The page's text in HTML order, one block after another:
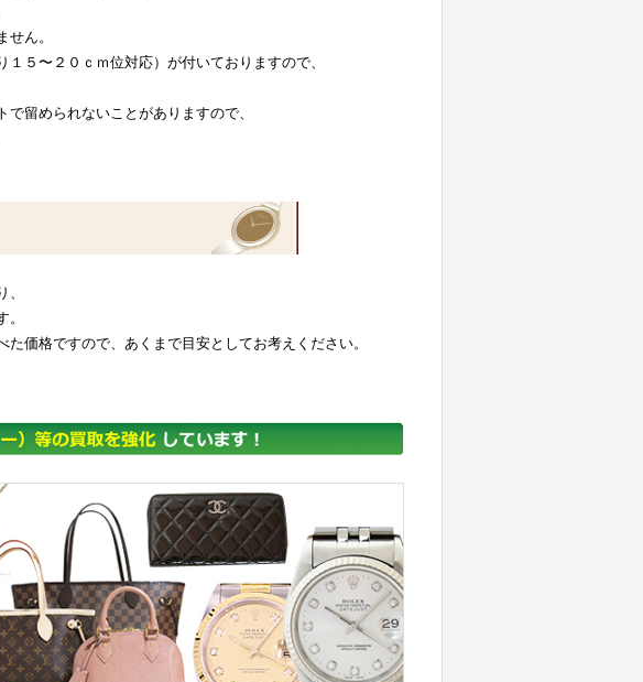
ん。
５〜２０ｃｍ位対応）が付いておりますので、
留められないことがありますので、
価格ですので、あくまで目安としてお考えください。